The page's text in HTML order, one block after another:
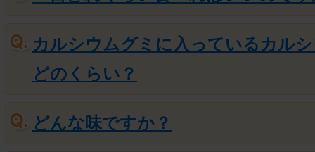
カルシウムグミに入っているカル
どのくらい？
どんな味ですか？